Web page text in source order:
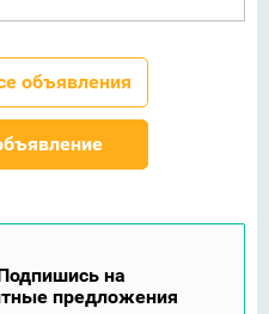
объявления
на
предложения